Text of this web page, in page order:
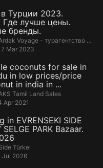
Турции 2023.
Где лучше цены.
бренды.
Voyage - турагентство и
Voyage - турагентство и блог
views
Mar 2023
coconuts for sale in
in low prices/price
in india in ...
Tamil Land Sales.
Tamil Land Sales
views
Apr 2021
in EVRENSEKI SIDE
PARK Bazaar.
Türkei.
Türkei
views
Jul 2026